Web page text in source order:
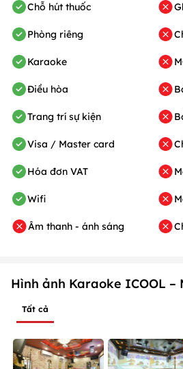
Chỗ hút thuốc
Phòng riêng
Karaoke
Điều hòa
Trang trí sự kiện
Visa / Master card
Hóa đơn VAT
Wifi
Âm thanh - ánh sáng
Hình ảnh Karaoke ICOOL –
Tất cả